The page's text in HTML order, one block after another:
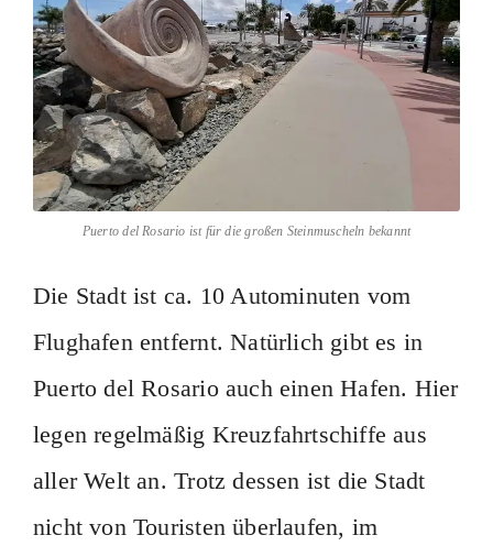
Puerto del Rosario ist für die großen Steinmuscheln bekannt
Die Stadt ist ca. 10 Autominuten vom
Flughafen entfernt. Natürlich gibt es in
Puerto del Rosario auch einen Hafen. Hier
legen regelmäßig Kreuzfahrtschiffe aus
aller Welt an. Trotz dessen ist die Stadt
nicht von Touristen überlaufen, im